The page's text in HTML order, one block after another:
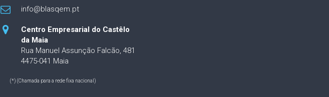
info@blasqem.pt
Centro Empresarial do Castêlo
da Maia
Rua Manuel Assunção Falcão, 481
4475-041 Maia
(*) (Chamada para a rede fixa nacional)